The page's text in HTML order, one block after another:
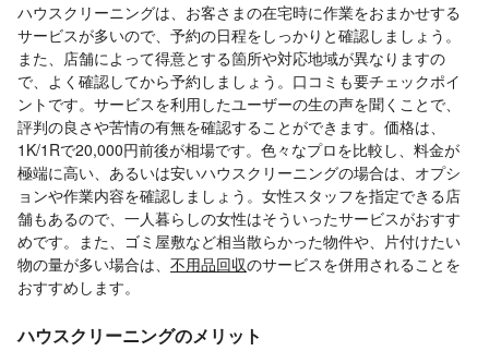
ハウスクリーニングは、お客さまの在宅時に作業をおまかせする
サービスが多いので、予約の日程をしっかりと確認しましょう。
また、店舗によって得意とする箇所や対応地域が異なりますの
で、よく確認してから予約しましょう。口コミも要チェックポイ
ントです。サービスを利用したユーザーの生の声を聞くことで、
評判の良さや苦情の有無を確認することができます。価格は、
1K/1Rで20,000円前後が相場です。色々なプロを比較し、料金が
極端に高い、あるいは安いハウスクリーニングの場合は、オプシ
ョンや作業内容を確認しましょう。女性スタッフを指定できる店
舗もあるので、一人暮らしの女性はそういったサービスがおすす
めです。また、ゴミ屋敷など相当散らかった物件や、片付けたい
物の量が多い場合は、 不用品回収のサービスを併用されることを
おすすめします。
ハウスクリーニングのメリット